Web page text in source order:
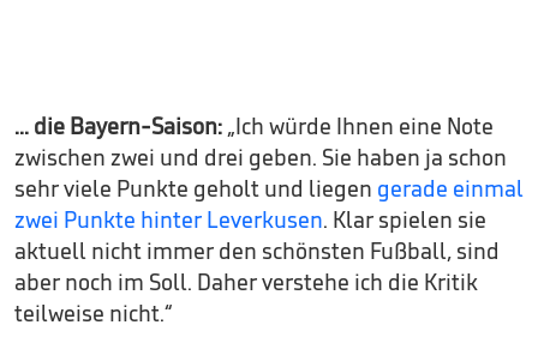
... die Bayern-Saison: „Ich würde Ihnen eine Note
zwischen zwei und drei geben. Sie haben ja schon
sehr viele Punkte geholt und liegen gerade einmal
zwei Punkte hinter Leverkusen. Klar spielen sie
aktuell nicht immer den schönsten Fußball, sind
aber noch im Soll. Daher verstehe ich die Kritik
teilweise nicht.“